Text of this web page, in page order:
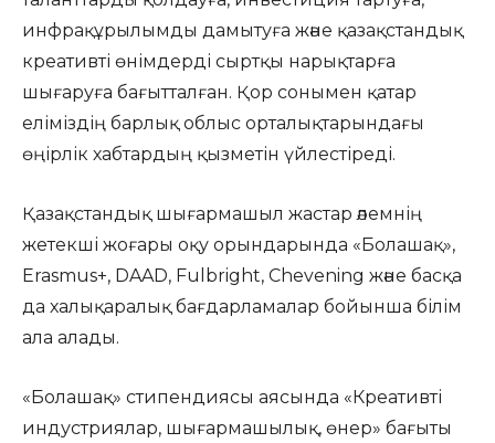
инфрақұрылымды дамытуға және қазақстандық
креативті өнімдерді сыртқы нарықтарға
шығаруға бағытталған. Қор сонымен қатар
еліміздің барлық облыс орталықтарындағы
өңірлік хабтардың қызметін үйлестіреді.
Қазақстандық шығармашыл жастар әлемнің
жетекші жоғары оқу орындарында «Болашақ»,
Erasmus+, DAAD, Fulbright, Chevening және басқа
да халықаралық бағдарламалар бойынша білім
ала алады.
«Болашақ» стипендиясы аясында «Креативті
индустриялар, шығармашылық, өнер» бағыты